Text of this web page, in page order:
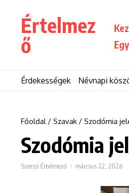
Értelmez
ő
Érdekességek Névnapi
Főoldal/ Szavak/ Szodómia
Szodómia
Szerző Értelmező március 22, 2026